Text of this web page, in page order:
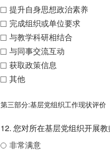
提升自身思想政治素养
完成组织或单位要求
与教学科研相结合
与同事交流互动
获取政策信息
其他
第三部分:基层党组织工作现状评价
12. 您对所在基层党组织开展
非常满意